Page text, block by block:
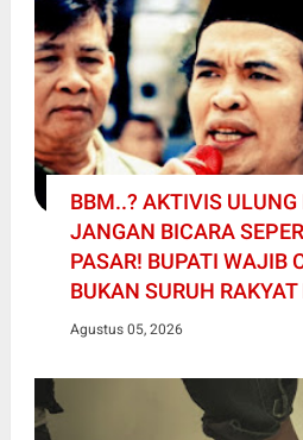
BBM..? AKTIVIS
JANGAN BICARA
PASAR! BUPATI WAJIB
BUKAN SURUH
Agustus 05, 2026